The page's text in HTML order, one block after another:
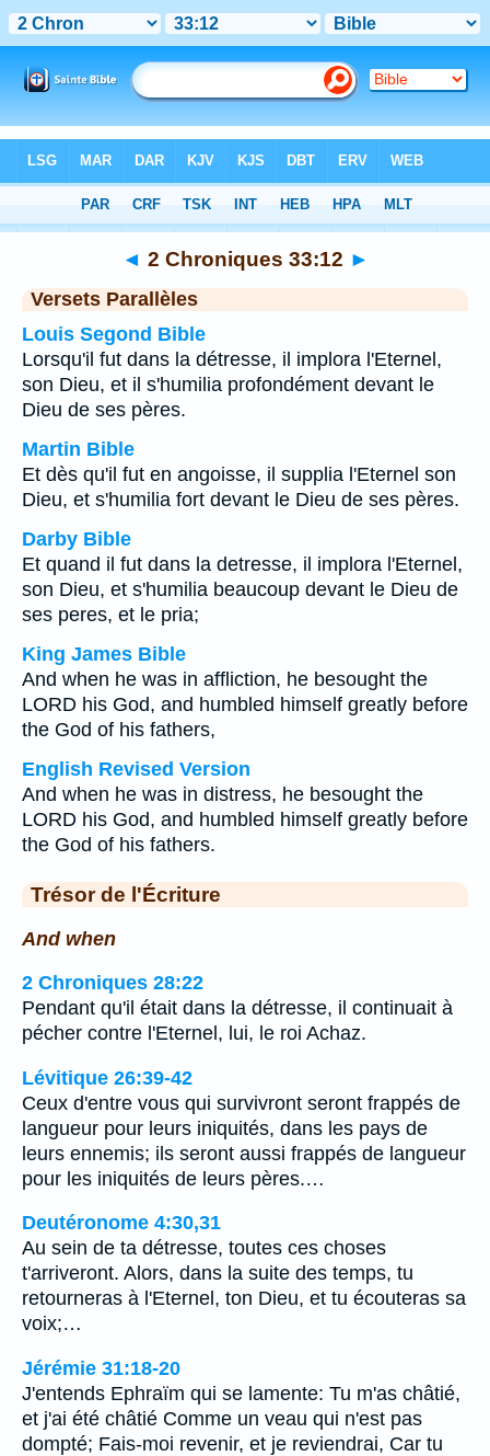
>Chapitre 33 > Verset 12
◄ 2 Chroniques 33:12 ►
Versets Parallèles
Louis Segond Bible
Lorsqu'il fut dans la détresse, il implora l'Eternel,
son Dieu, et il s'humilia profondément devant le
Dieu de ses pères.
Martin Bible
Et dès qu'il fut en angoisse, il supplia l'Eternel son
Dieu, et s'humilia fort devant le Dieu de ses pères.
Darby Bible
Et quand il fut dans la detresse, il implora l'Eternel,
son Dieu, et s'humilia beaucoup devant le Dieu de
ses peres, et le pria;
King James Bible
And when he was in affliction, he besought the
LORD his God, and humbled himself greatly before
the God of his fathers,
English Revised Version
And when he was in distress, he besought the
LORD his God, and humbled himself greatly before
the God of his fathers.
Trésor de l'Écriture
And when
2 Chroniques 28:22
Pendant qu'il était dans la détresse, il continuait à
pécher contre l'Eternel, lui, le roi Achaz.
Lévitique 26:39-42
Ceux d'entre vous qui survivront seront frappés de
langueur pour leurs iniquités, dans les pays de
leurs ennemis; ils seront aussi frappés de langueur
pour les iniquités de leurs pères.…
Deutéronome 4:30,31
Au sein de ta détresse, toutes ces choses
t'arriveront. Alors, dans la suite des temps, tu
retourneras à l'Eternel, ton Dieu, et tu écouteras sa
voix;…
Jérémie 31:18-20
J'entends Ephraïm qui se lamente: Tu m'as châtié,
et j'ai été châtié Comme un veau qui n'est pas
dompté; Fais-moi revenir, et je reviendrai, Car tu